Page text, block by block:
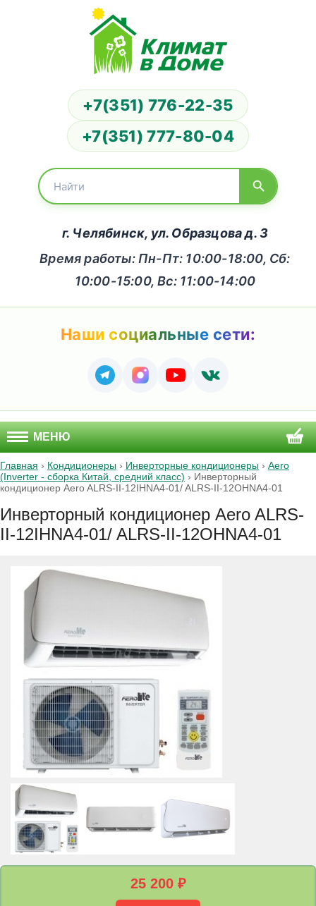
+7(351) 776-22-35
+7(351) 777-80-04
г. Челябинск, ул. Образцова д. 3
Время работы: Пн-Пт: 10:00-18:00, Сб:
10:00-15:00, Вс: 11:00-14:00
Наши социальные сети:
МЕНЮ
Главная › Кондиционеры › Инверторные кондиционеры › Aero
(Inverter - сборка Китай, средний класс) › Инверторный
кондиционер Aero ALRS-II-12IHNA4-01/ ALRS-II-12OHNA4-01
Инверторный кондиционер Aero ALRS-
II-12IHNA4-01/ ALRS-II-12OHNA4-01
25 200 ₽